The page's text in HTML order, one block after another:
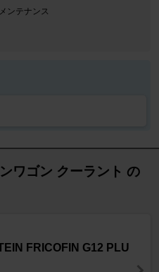
ンテナンス
ワゴン クーラント の
FRICOFIN G12 PLU